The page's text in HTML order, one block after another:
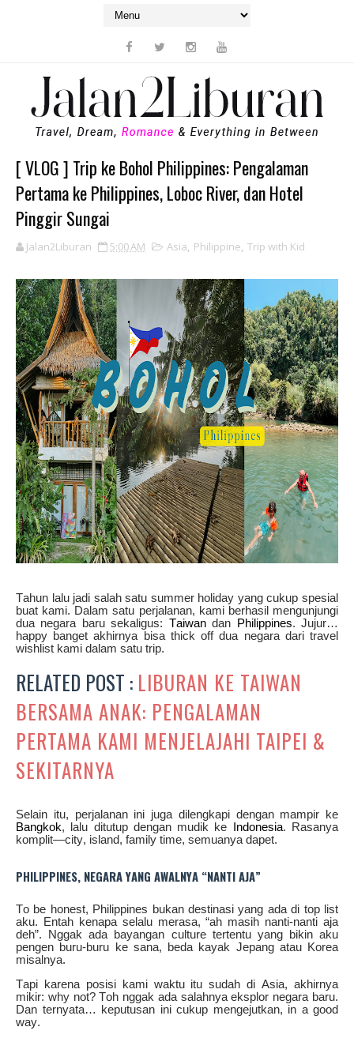
[ VLOG ] Trip ke Bohol Philippines: Pengalaman
Pertama ke Philippines, Loboc River, dan Hotel
Pinggir Sungai
Jalan2Liburan 5:00 AM Asia, Philippine, Trip with Kid
Tahun lalu jadi salah satu summer holiday yang cukup spesial
buat kami. Dalam satu perjalanan, kami berhasil mengunjungi
dua negara baru sekaligus: Taiwandan Philippines. Jujur…
happy banget akhirnya bisa thick off dua negara dari travel
wishlist kami dalam satu trip.
RELATED POST : LIBURAN KE TAIWAN
BERSAMA ANAK: PENGALAMAN
PERTAMA KAMI MENJELAJAHI TAIPEI &
SEKITARNYA
Selain itu, perjalanan ini juga dilengkapi dengan mampir ke
Bangkok, lalu ditutup dengan mudik ke Indonesia. Rasanya
komplit—city, island, family time, semuanya dapet.
PHILIPPINES, NEGARA YANG AWALNYA “NANTI AJA”
To be honest, Philippines bukan destinasi yang ada di top list
aku. Entah kenapa selalu merasa, “ah masih nanti-nanti aja
deh”. Nggak ada bayangan culture tertentu yang bikin aku
pengen buru-buru ke sana, beda kayak Jepang atau Korea
misalnya.
Tapi karena posisi kami waktu itu sudah di Asia, akhirnya
mikir: why not? Toh nggak ada salahnya eksplor negara baru.
Dan ternyata… keputusan ini cukup mengejutkan, in a good
way.